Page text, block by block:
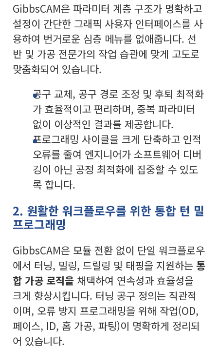
GibbsCAM은 파라미터 계층 구조가 명확하고
설정이 간단한 그래픽 사용자 인터페이스를 사
용하여 번거로운 심층 메뉴를 없애줍니다. 선
반 및 가공 전문가의 작업 습관에 맞게 고도로
맞춤화되어 있습니다.
공구 교체, 공구 경로 조정 및 후퇴 최적화
가 효율적이고 편리하며, 중복 파라미터
없이 이상적인 결과를 제공합니다.
프로그래밍 사이클을 크게 단축하고 인적
오류를 줄여 엔지니어가 소프트웨어 디버
깅이 아닌 공정 최적화에 집중할 수 있도
록 합니다.
2. 원활한 워크플로우를 위한 통합 턴 밀
프로그래밍
GibbsCAM은 모듈 전환 없이 단일 워크플로우
에서 터닝, 밀링, 드릴링 및 태핑을 지원하는 통
합 가공 로직을채택하여 연속성과 효율성을
크게 향상시킵니다. 터닝 공구 정의는 직관적
이며, 오류 방지 프로그래밍을 위해 작업(OD,
페이스, ID, 홈 가공, 파팅)이 명확하게 정리되
어 있습니다.